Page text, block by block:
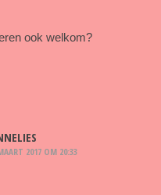
ook welkom?
2017 OM 20:33